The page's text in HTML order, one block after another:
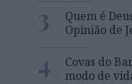
3
Quem é
Opinião de
4
Covas do
modo de